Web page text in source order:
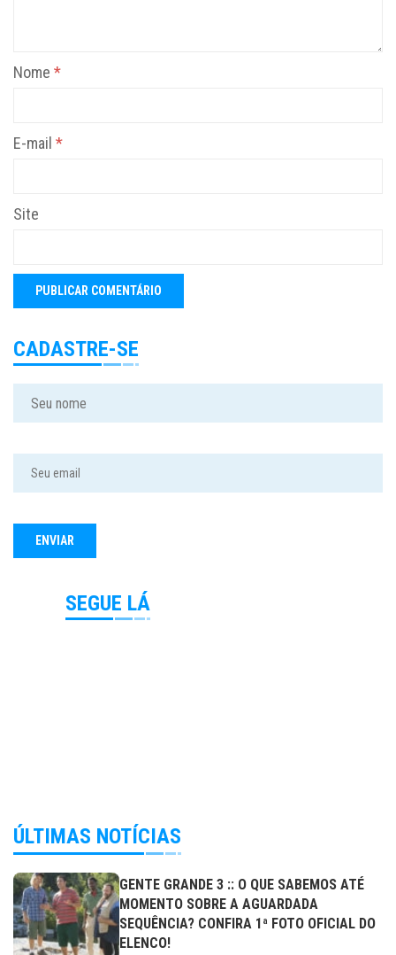
Nome *
E-mail *
Site
CADASTRE-SE
SEGUE LÁ
ÚLTIMAS NOTÍCIAS
GENTE GRANDE 3 :: O QUE SABEMOS ATÉ
MOMENTO SOBRE A AGUARDADA
SEQUÊNCIA? CONFIRA 1ª FOTO OFICIAL DO
ELENCO!